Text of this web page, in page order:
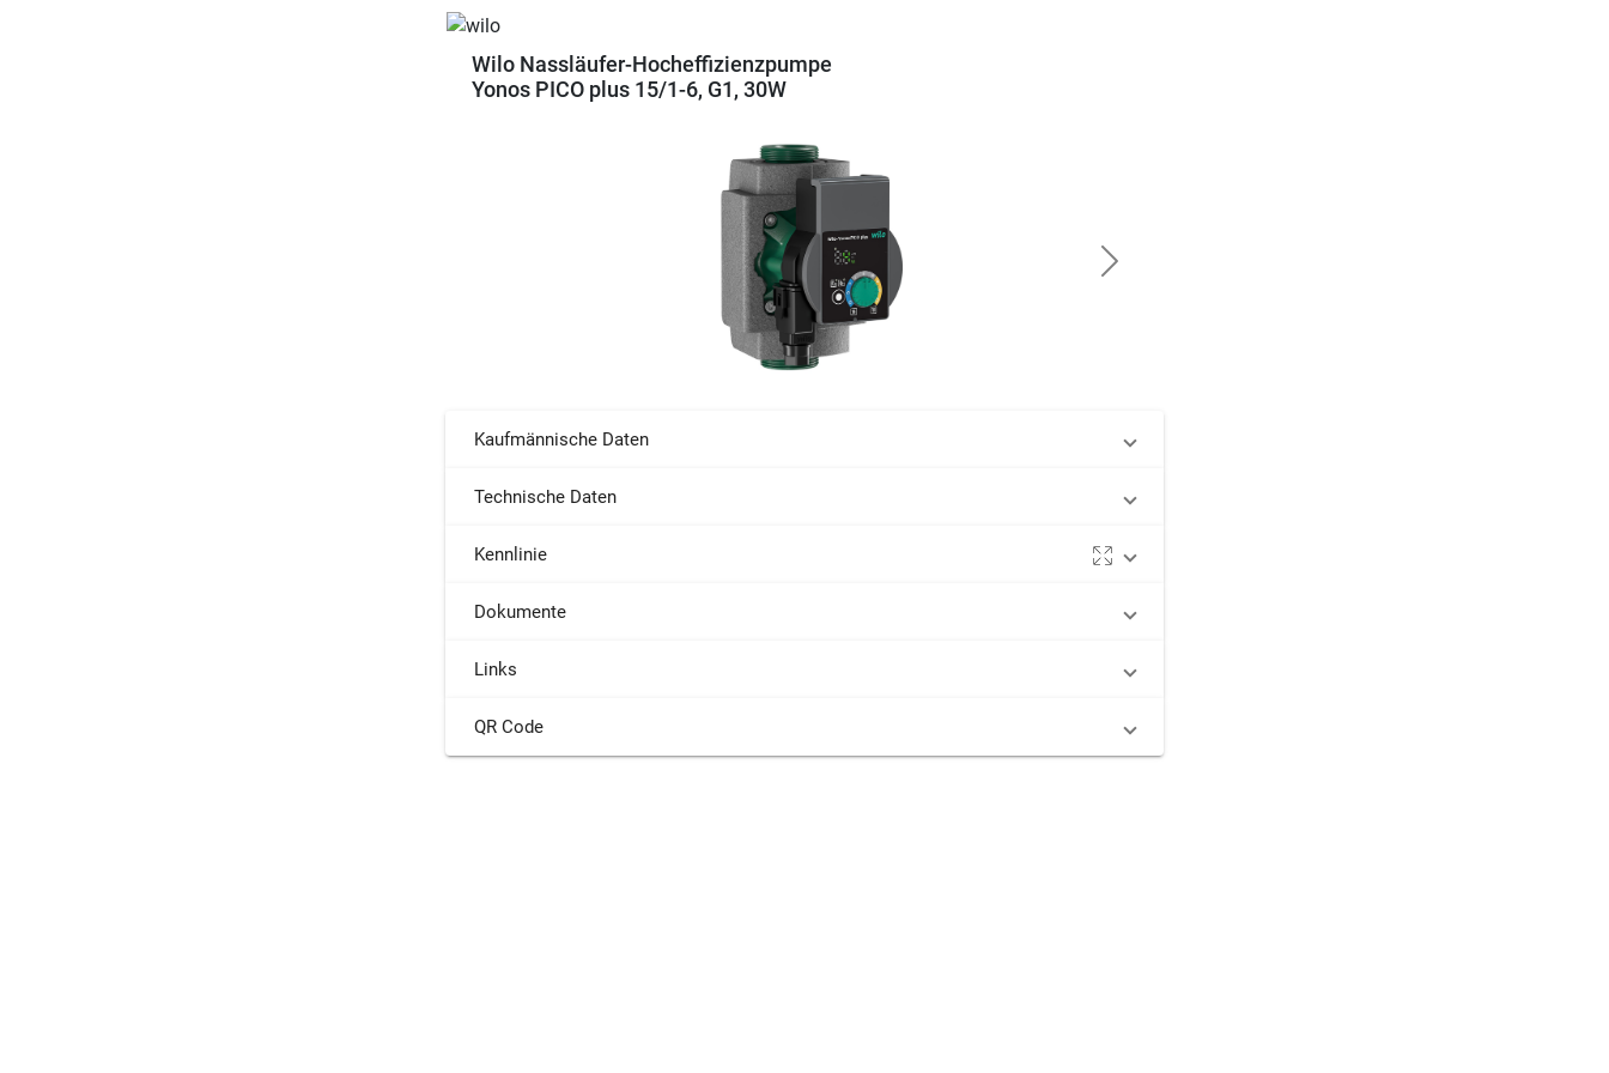
Wilo Nassläufer-Hocheffizienzpumpe
Yonos PICO plus 15/1-6, G1, 30W
Kaufmännische Daten
Technische Daten
Kennlinie
Dokumente
Links
QR Code